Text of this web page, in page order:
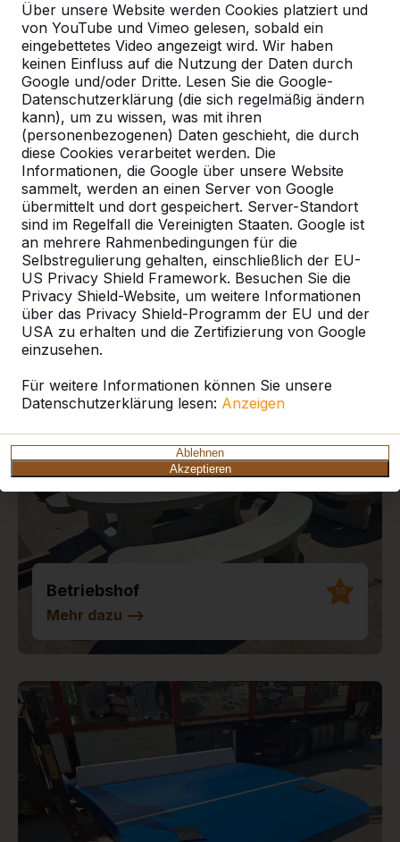
Über unsere Website werden Cookies platziert und
von YouTube und Vimeo gelesen, sobald ein
eingebettetes Video angezeigt wird. Wir haben
keinen Einfluss auf die Nutzung der Daten durch
Google und/oder Dritte. Lesen Sie die Google-
Datenschutzerklärung (die sich regelmäßig ändern
kann), um zu wissen, was mit ihren
(personenbezogenen) Daten geschieht, die durch
diese Cookies verarbeitet werden. Die
Informationen, die Google über unsere Website
sammelt, werden an einen Server von Google
übermittelt und dort gespeichert. Server-Standort
sind im Regelfall die Vereinigten Staaten. Google ist
an mehrere Rahmenbedingungen für die
Selbstregulierung gehalten, einschließlich der EU-
US Privacy Shield Framework. Besuchen Sie die
Privacy Shield-Website, um weitere Informationen
über das Privacy Shield-Programm der EU und der
USA zu erhalten und die Zertifizierung von Google
einzusehen.
Für weitere Informationen können Sie unsere
Datenschutzerklärung lesen: Anzeigen
Ablehnen
Akzeptieren
Spieltische für endlosen
Spielspaß im Freien:
wetterbeständig,
außerordentlich stabil. Die ideale
Wahl.
Bestellen Sie den
Fußvolleyballtisch
beim Hersteller und
den maximalen
endlo...
Aktuelle Projekte und
Kundenberichte
Betriebshof 10
Mehr dazu -->